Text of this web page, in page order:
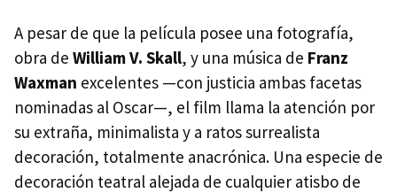
A pesar de que la película posee una fotografía,
obra de William V. Skall, y una música de Franz
Waxman excelentes —con justicia ambas facetas
nominadas al Oscar—, el film llama la atención por
su extraña, minimalista y a ratos surrealista
decoración, totalmente anacrónica. Una especie de
decoración teatral alejada de cualquier atisbo de